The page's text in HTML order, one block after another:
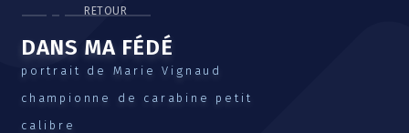
RETOUR
DANS MA FÉDÉ
portrait de Marie Vignaud
championne de carabine petit
calibre